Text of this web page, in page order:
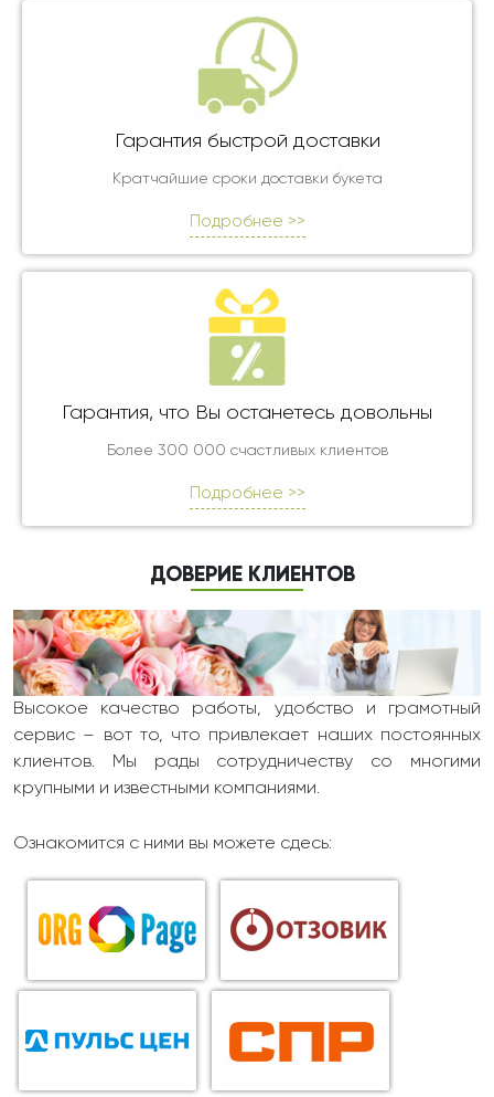
Гарантия быстрой доставки
Кратчайшие сроки доставки букета
Подробнее >>
Гарантия, что Вы останетесь довольны
Более 300 000 счастливых клиентов
Подробнее >>
ДОВЕРИЕ КЛИЕНТОВ
Высокое качество работы, удобство и грамотный
сервис – вот то, что привлекает наших постоянных
клиентов. Мы рады сотрудничеству со многими
крупными и известными компаниями.
Ознакомится с ними вы можете сдесь: